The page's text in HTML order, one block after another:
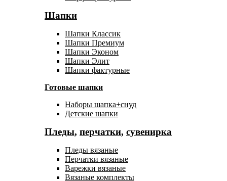
Шапки
Шапки Классик
Шапки Премиум
Шапки Эконом
Шапки Элит
Шапки фактурные
Готовые шапки
Наборы шапка+снуд
Детские шапки
Пледы, перчатки, сувенирка
Пледы вязаные
Перчатки вязаные
Варежки вязаные
Вязаные комплекты